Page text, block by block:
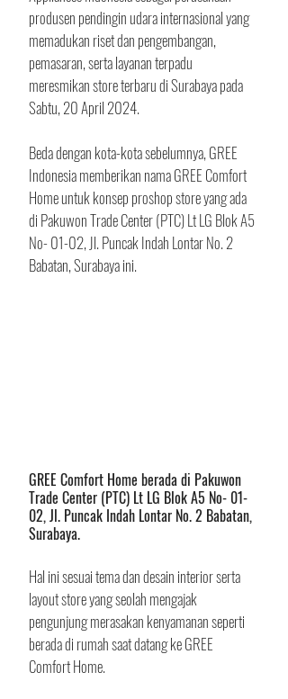
produsen pendingin udara internasional yang
memadukan riset dan pengembangan,
pemasaran, serta layanan terpadu
meresmikan store terbaru di Surabaya pada
Sabtu, 20 April 2024.
Beda dengan kota-kota sebelumnya, GREE
Indonesia memberikan nama GREE Comfort
Home untuk konsep proshop store yang ada
di Pakuwon Trade Center (PTC) Lt LG Blok A5
No- 01-02, Jl. Puncak Indah Lontar No. 2
Babatan, Surabaya ini.
GREE Comfort Home berada di Pakuwon
Trade Center (PTC) Lt LG Blok A5 No- 01-
02, Jl. Puncak Indah Lontar No. 2 Babatan,
Surabaya.
Hal ini sesuai tema dan desain interior serta
layout store yang seolah mengajak
pengunjung merasakan kenyamanan seperti
berada di rumah saat datang ke GREE
Comfort Home.